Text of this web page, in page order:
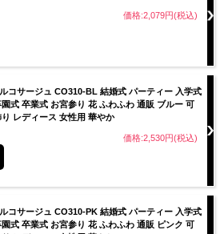
価格:2,079円(税込)
コサージュ CO310-BL 結婚式 パーティー 入学式
園式 卒業式 お宮参り 花 ふわふわ 通販 ブルー 可
レディース 女性用 華やか
価格:2,530円(税込)
コサージュ CO310-PK 結婚式 パーティー 入学式
園式 卒業式 お宮参り 花 ふわふわ 通販 ピンク 可